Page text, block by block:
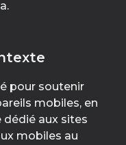
pour soutenir
mobiles, en
dédié aux sites
mobiles au